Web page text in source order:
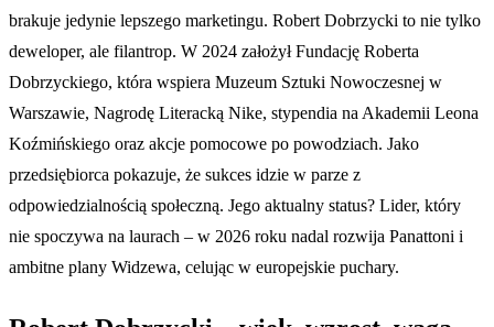
brakuje jedynie lepszego marketingu. Robert Dobrzycki to nie tylko
deweloper, ale filantrop. W 2024 założył Fundację Roberta
Dobrzyckiego, która wspiera Muzeum Sztuki Nowoczesnej w
Warszawie, Nagrodę Literacką Nike, stypendia na Akademii Leona
Koźmińskiego oraz akcje pomocowe po powodziach. Jako
przedsiębiorca pokazuje, że sukces idzie w parze z
odpowiedzialnością społeczną. Jego aktualny status? Lider, który
nie spoczywa na laurach – w 2026 roku nadal rozwija Panattoni i
ambitne plany Widzewa, celując w europejskie puchary.